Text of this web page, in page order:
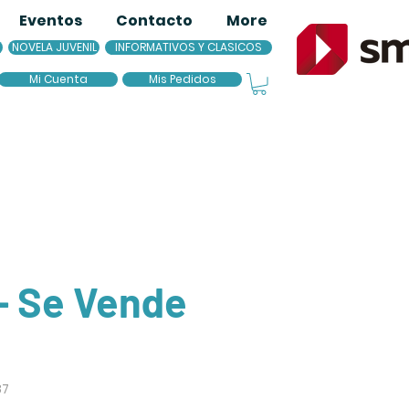
Eventos Contacto More
NOVELA JUVENIL INFORMATIVOS Y CLASICOS
Mi Cuenta Mis Pedidos
Se Vende